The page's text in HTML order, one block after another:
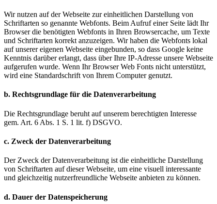
Wir nutzen auf der Webseite zur einheitlichen Darstellung von
Schriftarten so genannte Webfonts. Beim Aufruf einer Seite lädt Ihr
Browser die benötigten Webfonts in Ihren Browsercache, um Texte
und Schriftarten korrekt anzuzeigen. Wir haben die Webfonts lokal
auf unserer eigenen Webseite eingebunden, so dass Google keine
Kenntnis darüber erlangt, dass über Ihre IP-Adresse unsere Webseite
aufgerufen wurde. Wenn Ihr Browser Web Fonts nicht unterstützt,
wird eine Standardschrift von Ihrem Computer genutzt.
b. Rechtsgrundlage für die Datenverarbeitung
Die Rechtsgrundlage beruht auf unserem berechtigten Interesse
gem. Art. 6 Abs. 1 S. 1 lit. f) DSGVO.
c. Zweck der Datenverarbeitung
Der Zweck der Datenverarbeitung ist die einheitliche Darstellung
von Schriftarten auf dieser Webseite, um eine visuell interessante
und gleichzeitig nutzerfreundliche Webseite anbieten zu können.
d. Dauer der Datenspeicherung